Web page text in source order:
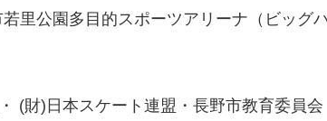
里公園多目的スポーツアリーナ（ビッグハ
(財)日本スケート連盟・長野市教育委員会